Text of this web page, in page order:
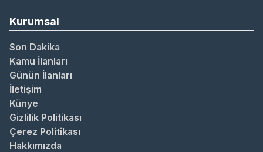
Kurumsal
Son Dakika
Kamu İlanları
Günün İlanları
İletişim
Künye
Gizlilik Politikası
Çerez Politikası
Hakkımızda